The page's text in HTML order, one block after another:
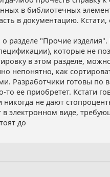
в библиотечных
в документацию.
разделе "Прочие
которые не
в этом разделе,
непонятно, как
Разработчики готовы по
ее приобретет. Кстати
не дают
электронном виде,
до